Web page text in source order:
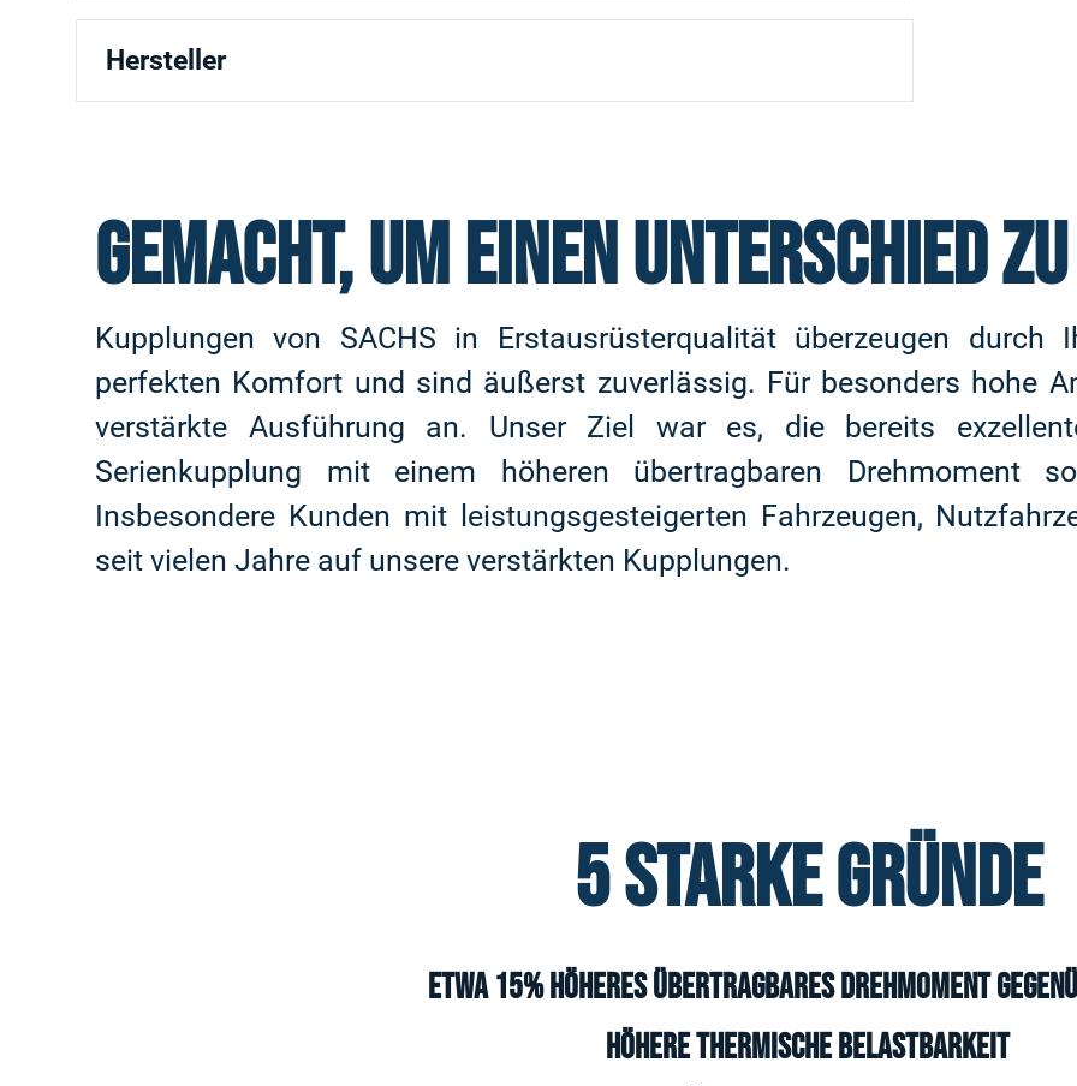
Hersteller
GEMACHT, UM EINEN UNTERSCHIED
Kupplungen von SACHS in Erstausrüsterqualität überzeugen durch
perfekten Komfort und sind äußerst zuverlässig. Für besonders hohe
verstärkte Ausführung an. Unser Ziel war es, die bereits
Serienkupplung mit einem höheren übertragbaren Drehmoment
Insbesondere Kunden mit leistungsgesteigerten Fahrzeugen,
seit vielen Jahre auf unsere verstärkten Kupplungen.
5 STARKE GRÜNDE
Etwa 15% höheres übertragbares Drehmoment
Höhere thermische Belastbarkeit